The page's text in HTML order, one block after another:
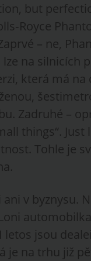
but
– ne,
na silnicích
která má na
Zadruhé –
things“. Just
Tohle je
v byznysu.
letos jsou
je na trhu již